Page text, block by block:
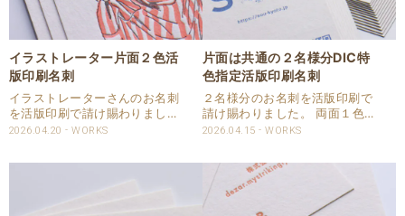
イラストレーター片面２色活
版印刷名刺
イラストレーターさんのお名刺
を活版印刷で請け賜わりまし
た。 用紙はハーフエア コット
2色を活版印刷しました。 刷色
2026.04.20 WORKS
片面は共通の２名様分DIC特
色指定活版印刷名刺
２名様分のお名刺を活版印刷で
請け賜わりました。 両面１色を
活版印刷をした名刺です。 片面
紙はハーフエアコットンを使用
しました。 斤量は四六判：180
㎏、米坪表記は209.4g/㎡、厚
2026.04.15 WORKS